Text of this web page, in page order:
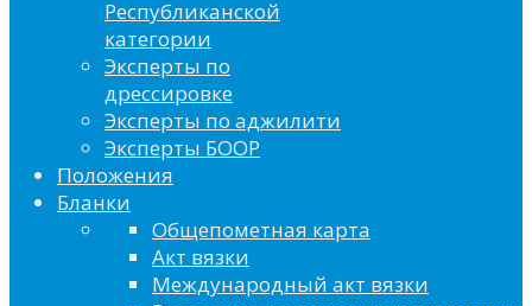
Республиканской
категории
Эксперты по
дрессировке
Эксперты по аджилити
Эксперты БООР
Положения
Бланки
Общепометная карта
Акт вязки
Международный акт вязки